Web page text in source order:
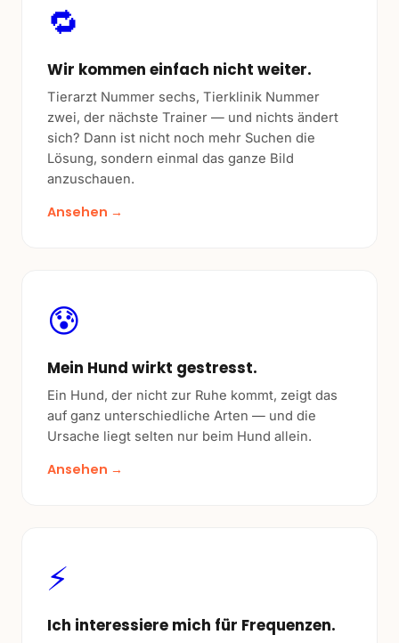
🔁
Wir kommen einfach nicht weiter.
Tierarzt Nummer sechs, Tierklinik Nummer
zwei, der nächste Trainer — und nichts ändert
sich? Dann ist nicht noch mehr Suchen die
Lösung, sondern einmal das ganze Bild
anzuschauen.
Ansehen →
😰
Mein Hund wirkt gestresst.
Ein Hund, der nicht zur Ruhe kommt, zeigt das
auf ganz unterschiedliche Arten — und die
Ursache liegt selten nur beim Hund allein.
Ansehen →
⚡
Ich interessiere mich für Frequenzen.